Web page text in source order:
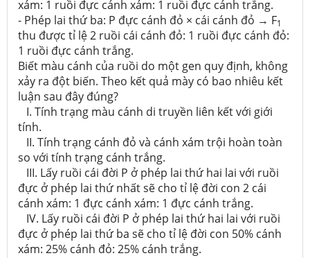
xám: 1 ruồi đực cánh xám: 1 ruồi đực cánh trắng.
- Phép lai thứ ba: P đực cánh đỏ × cái cánh đỏ → F1
thu được tỉ lệ 2 ruồi cái cánh đỏ: 1 ruồi đực cánh đỏ:
1 ruồi đực cánh trắng.
Biết màu cánh của ruồi do một gen quy định, không
xảy ra đột biến. Theo kết quả mày có bao nhiêu kết
luận sau đây đúng?
I. Tính trạng màu cánh di truyền liên kết với giới
tính.
II. Tính trạng cánh đỏ và cánh xám trội hoàn toàn
so với tính trạng cánh trắng.
III. Lấy ruồi cái đời P ở phép lai thứ hai lai với ruồi
đực ở phép lai thứ nhất sẽ cho tỉ lệ đời con 2 cái
cánh xám: 1 đực cánh xám: 1 đực cánh trắng.
IV. Lấy ruồi cái đời P ở phép lai thứ hai lai với ruồi
đực ở phép lai thứ ba sẽ cho tỉ lệ đời con 50% cánh
xám: 25% cánh đỏ: 25% cánh trắng.